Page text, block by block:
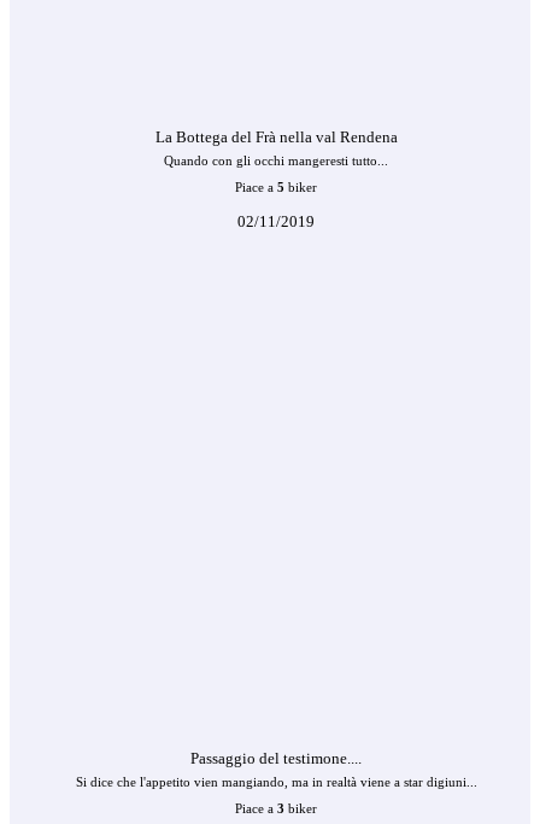
La Bottega del Frà nella val Rendena
Quando con gli occhi mangeresti tutto...
Piace a 5 biker
02/11/2019
Passaggio del testimone....
Si dice che l'appetito vien mangiando, ma in realtà viene a star digiuni...
Piace a 3 biker